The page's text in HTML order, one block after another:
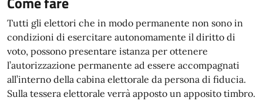
Tutti gli elettori che in modo permanente non sono in
condizioni di esercitare autonomamente il diritto di
voto, possono presentare istanza per ottenere
l’autorizzazione permanente ad essere accompagnati
all’interno della cabina elettorale da persona di fiducia.
Sulla tessera elettorale verrà apposto un apposito timbro.